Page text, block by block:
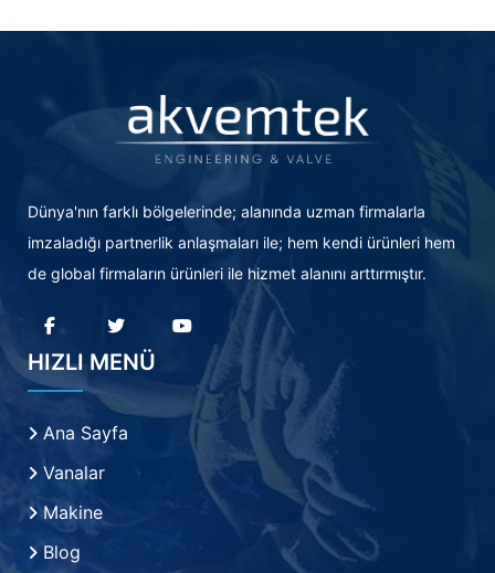
Dünya'nın farklı bölgelerinde; alanında uzman firmalarla
imzaladığı partnerlik anlaşmaları ile; hem kendi ürünleri hem
de global firmaların ürünleri ile hizmet alanını arttırmıştır.
HIZLI MENÜ
Ana Sayfa
Vanalar
Makine
Blog